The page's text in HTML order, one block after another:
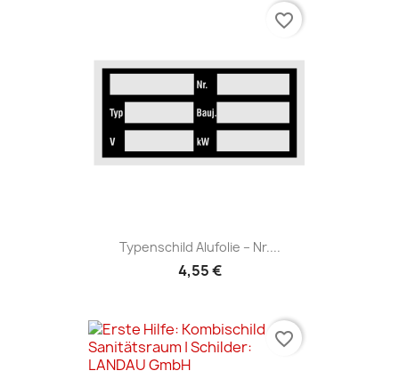
Typenschild Alufolie – Nr....
4,55 €
favorite_border
favorite_border